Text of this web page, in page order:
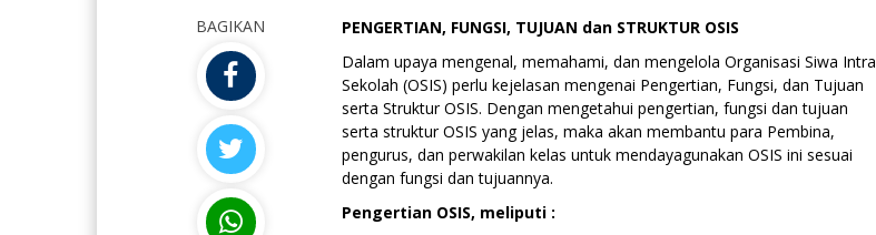
BAGIKAN
PENGERTIAN, FUNGSI, TUJUAN dan STRUKTUR OSIS
Dalam upaya mengenal, memahami, dan mengelola Organisasi Siwa Intra
Sekolah (OSIS) perlu kejelasan mengenai Pengertian, Fungsi, dan Tujuan
serta Struktur OSIS. Dengan mengetahui pengertian, fungsi dan tujuan
serta struktur OSIS yang jelas, maka akan membantu para Pembina,
pengurus, dan perwakilan kelas untuk mendayagunakan OSIS ini sesuai
dengan fungsi dan tujuannya.
Pengertian OSIS, meliputi :